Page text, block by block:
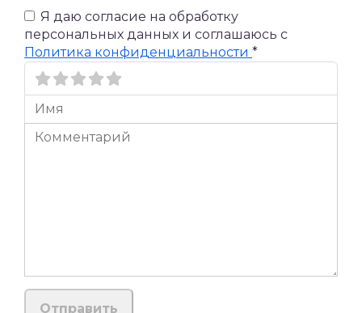
Я даю согласие на обработку
персональных данных и соглашаюсь c
Политика конфиденциальности *